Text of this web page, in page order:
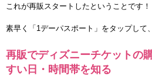
これが再販スタートしたということです！
素早く「1デーパスポート」をタップして
再販でディズニーチケットの
すい日・時間帯を知る